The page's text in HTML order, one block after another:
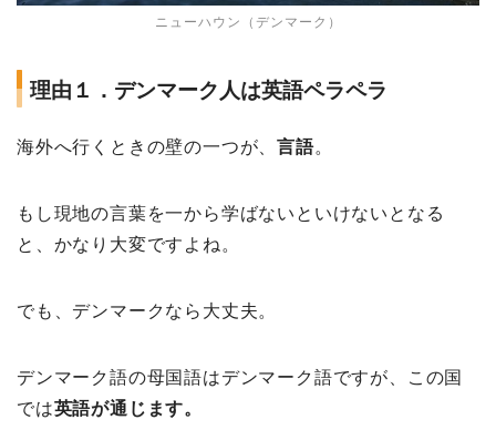
ニューハウン（デンマーク）
理由１．デンマーク人は英語ペラペラ
海外へ行くときの壁の一つが、言語。
もし現地の言葉を一から学ばないといけないとなる
と、かなり大変ですよね。
でも、デンマークなら大丈夫。
デンマーク語の母国語はデンマーク語ですが、この国
では英語が通じます。